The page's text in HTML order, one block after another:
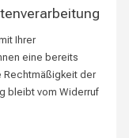
Ihrer
eine bereits
Rechtmäßigkeit der
bleibt vom Widerruf